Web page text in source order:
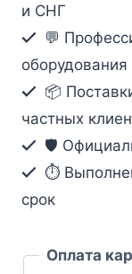
дверью
один
ряд.
8
модулей.
от
Easy9
и СНГ
💬
оборудования
📦
частных
🛡️
⏱
срок
Оплата